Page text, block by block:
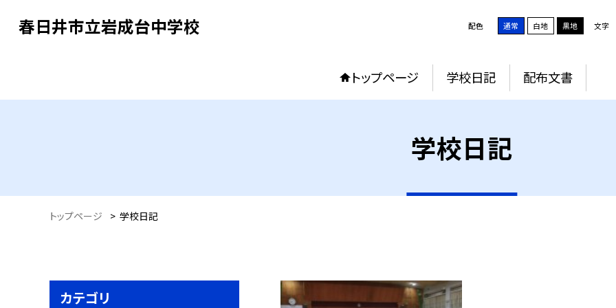
春日井市立岩成台中学校 配色 通常 白地 黒地 文字
トップページ 学校日記 配布文書
学校日記
トップページ > 学校日記
カテゴリ